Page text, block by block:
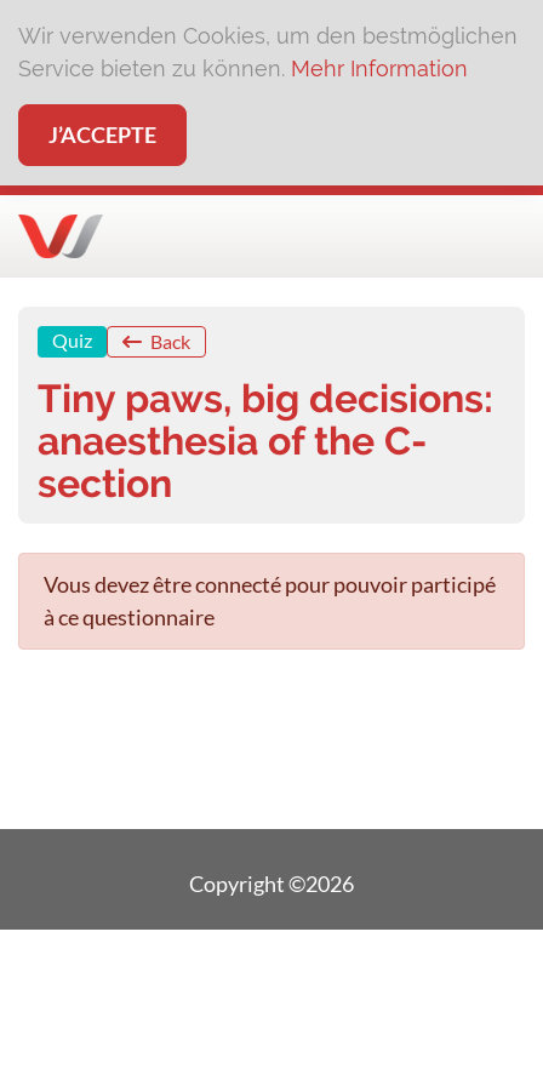
Wir verwenden Cookies, um den bestmöglichen
Service bieten zu können. Mehr Information
J’ACCEPTE
Quiz Back
Tiny paws, big decisions:
anaesthesia of the C-
section
Vous devez être connecté pour pouvoir participé
à ce questionnaire
Copyright ©2026